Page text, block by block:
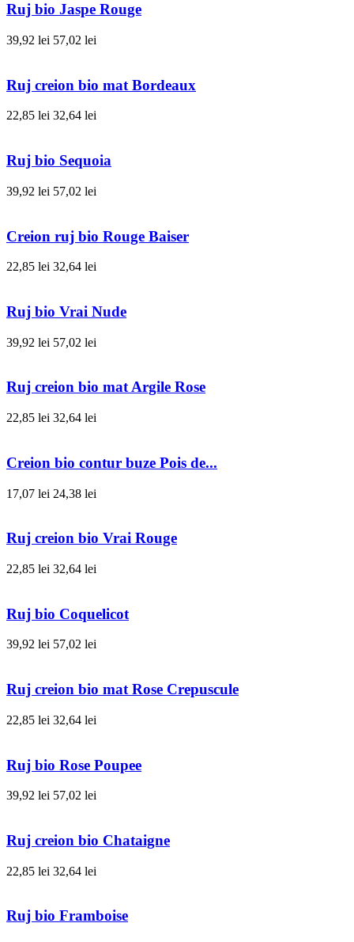
Ruj bio Jaspe Rouge
39,92 lei 57,02 lei
Ruj creion bio mat Bordeaux
22,85 lei 32,64 lei
Ruj bio Sequoia
39,92 lei 57,02 lei
Creion ruj bio Rouge Baiser
22,85 lei 32,64 lei
Ruj bio Vrai Nude
39,92 lei 57,02 lei
Ruj creion bio mat Argile Rose
22,85 lei 32,64 lei
Creion bio contur buze Pois de...
17,07 lei 24,38 lei
Ruj creion bio Vrai Rouge
22,85 lei 32,64 lei
Ruj bio Coquelicot
39,92 lei 57,02 lei
Ruj creion bio mat Rose Crepuscule
22,85 lei 32,64 lei
Ruj bio Rose Poupee
39,92 lei 57,02 lei
Ruj creion bio Chataigne
22,85 lei 32,64 lei
Ruj bio Framboise